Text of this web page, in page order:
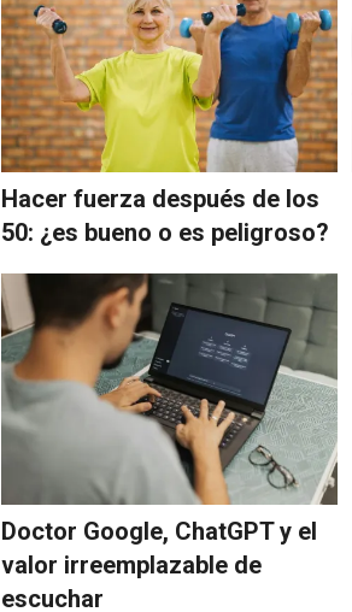
Hacer fuerza después de los
50: ¿es bueno o es peligroso?
Doctor Google, ChatGPT y el
valor irreemplazable de
escuchar